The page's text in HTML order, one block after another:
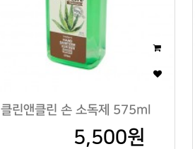
클린앤클린 손 소독제 575ml
5,500원